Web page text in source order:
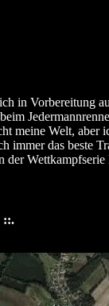
in Vorbereitung
meine Welt, aber
immer das beste
der Wettkampfserie
::.